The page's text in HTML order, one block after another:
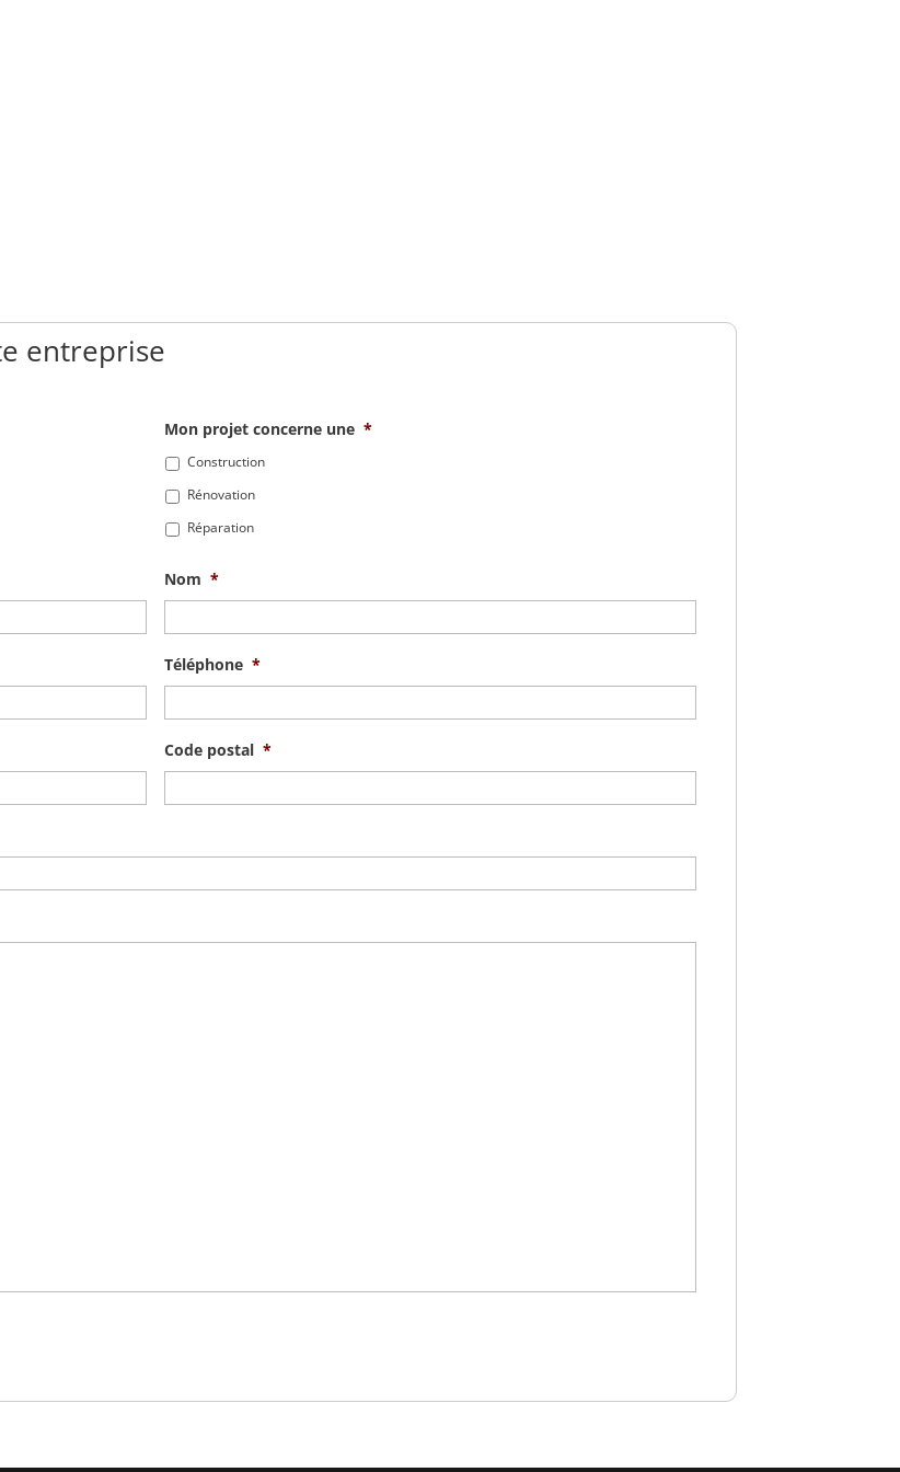
entreprise
Mon projet concerne une *
Construction
Rénovation
Réparation
Nom *
Téléphone *
Code postal *